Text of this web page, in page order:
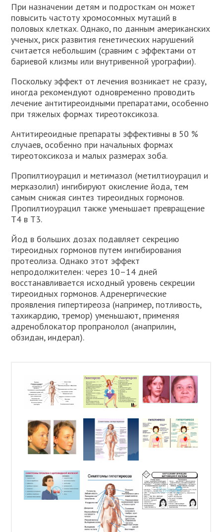
При назначении детям и подросткам он может
повысить частоту хромосомных мутаций в
половых клетках. Однако, по данным американских
ученых, риск развития генетических нарушений
считается небольшим (сравним с эффектами от
бариевой клизмы или внутривенной урографии).
Поскольку эффект от лечения возникает не сразу,
иногда рекомендуют одновременно проводить
лечение антитиреоидными препаратами, особенно
при тяжелых формах тиреотоксикоза.
Антитиреоидные препараты эффективны в 50 %
случаев, особенно при начальных формах
тиреотоксикоза и малых размерах зоба.
Пропилтиоурацил и метимазол (метилтиоурацил и
мерказолил) ингибируют окисление йода, тем
самым снижая синтез тиреоидных гормонов.
Пропилтиоурацил также уменьшает превращение
Т4 в Т3.
Йод в больших дозах подавляет секрецию
тиреоидных гормонов путем ингибирования
протеолиза. Однако этот эффект
непродолжителен: через 10–14 дней
восстанавливается исходный уровень секреции
тиреоидных гормонов. Адренергические
проявления гипертиреоза (например, потливость,
тахикардию, тремор) уменьшают, применяя
адреноблокатор пропранолол (анаприлин,
обзидан, индерал).